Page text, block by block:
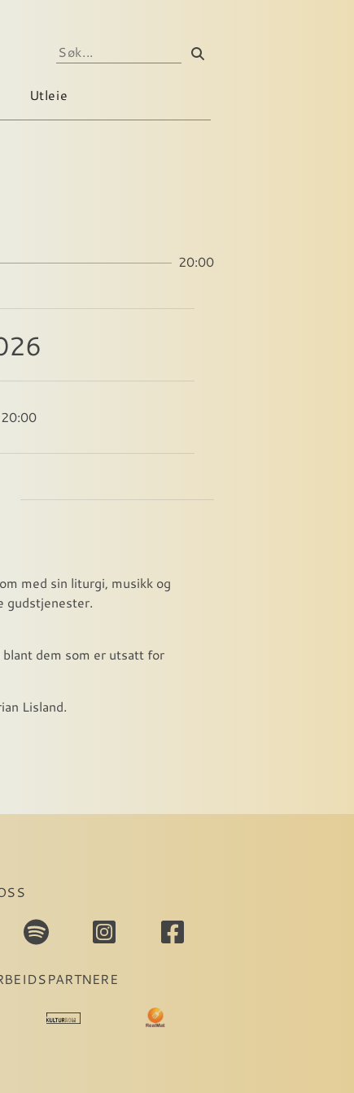
Utleie
20:00
20:00
med sin liturgi, musikk og
gudstjenester.
dem som er utsatt for
Lisland.